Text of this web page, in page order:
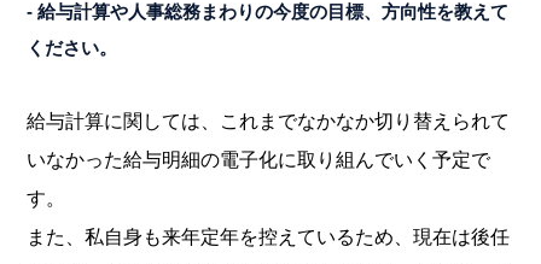
- 給与計算や人事総務まわりの今度の目標、方向性を教えて
ください。
給与計算に関しては、これまでなかなか切り替えられて
いなかった給与明細の電子化に取り組んでいく予定で
す。
また、私自身も来年定年を控えているため、現在は後任